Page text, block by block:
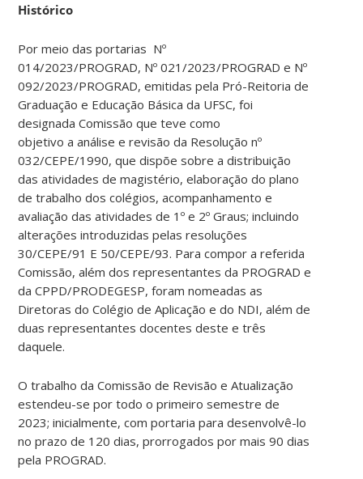
Histórico
Por meio das portarias Nº
014/2023/PROGRAD, Nº 021/2023/PROGRAD e Nº
092/2023/PROGRAD, emitidas pela Pró-Reitoria de
Graduação e Educação Básica da UFSC, foi
designada Comissão que teve como
objetivo a análise e revisão da Resolução nº
032/CEPE/1990, que dispõe sobre a distribuição
das atividades de magistério, elaboração do plano
de trabalho dos colégios, acompanhamento e
avaliação das atividades de 1º e 2º Graus; incluindo
alterações introduzidas pelas resoluções
30/CEPE/91 E 50/CEPE/93. Para compor a referida
Comissão, além dos representantes da PROGRAD e
da CPPD/PRODEGESP, foram nomeadas as
Diretoras do Colégio de Aplicação e do NDI, além de
duas representantes docentes deste e três
daquele.
O trabalho da Comissão de Revisão e Atualização
estendeu-se por todo o primeiro semestre de
2023; inicialmente, com portaria para desenvolvê-lo
no prazo de 120 dias, prorrogados por mais 90 dias
pela PROGRAD.